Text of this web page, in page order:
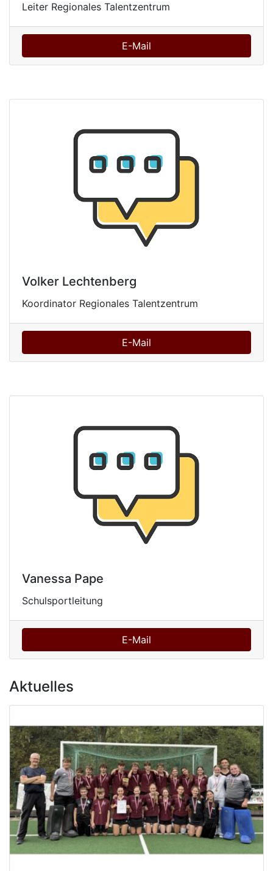
Leiter Regionales Talentzentrum
E-Mail
Volker Lechtenberg
Koordinator Regionales Talentzentrum
E-Mail
Vanessa Pape
Schulsportleitung
E-Mail
Aktuelles